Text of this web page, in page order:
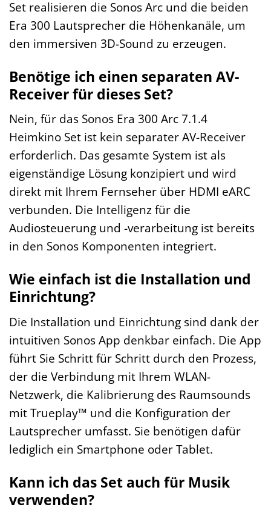
Set realisieren die Sonos Arc und die beiden
Era 300 Lautsprecher die Höhenkanäle, um
den immersiven 3D-Sound zu erzeugen.
Benötige ich einen separaten AV-
Receiver für dieses Set?
Nein, für das Sonos Era 300 Arc 7.1.4
Heimkino Set ist kein separater AV-Receiver
erforderlich. Das gesamte System ist als
eigenständige Lösung konzipiert und wird
direkt mit Ihrem Fernseher über HDMI eARC
verbunden. Die Intelligenz für die
Audiosteuerung und -verarbeitung ist bereits
in den Sonos Komponenten integriert.
Wie einfach ist die Installation und
Einrichtung?
Die Installation und Einrichtung sind dank der
intuitiven Sonos App denkbar einfach. Die App
führt Sie Schritt für Schritt durch den Prozess,
der die Verbindung mit Ihrem WLAN-
Netzwerk, die Kalibrierung des Raumsounds
mit Trueplay™ und die Konfiguration der
Lautsprecher umfasst. Sie benötigen dafür
lediglich ein Smartphone oder Tablet.
Kann ich das Set auch für Musik
verwenden?